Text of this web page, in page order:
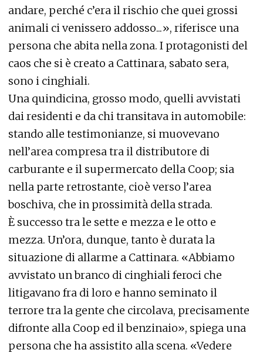
andare, perché c’era il rischio che quei grossi
animali ci venissero addosso...», riferisce una
persona che abita nella zona. I protagonisti del
caos che si è creato a Cattinara, sabato sera,
sono i cinghiali.
Una quindicina, grosso modo, quelli avvistati
dai residenti e da chi transitava in automobile:
stando alle testimonianze, si muovevano
nell’area compresa tra il distributore di
carburante e il supermercato della Coop; sia
nella parte retrostante, cioè verso l’area
boschiva, che in prossimità della strada.
È successo tra le sette e mezza e le otto e
mezza. Un’ora, dunque, tanto è durata la
situazione di allarme a Cattinara. «Abbiamo
avvistato un branco di cinghiali feroci che
litigavano fra di loro e hanno seminato il
terrore tra la gente che circolava, precisamente
difronte alla Coop ed il benzinaio», spiega una
persona che ha assistito alla scena. «Vedere